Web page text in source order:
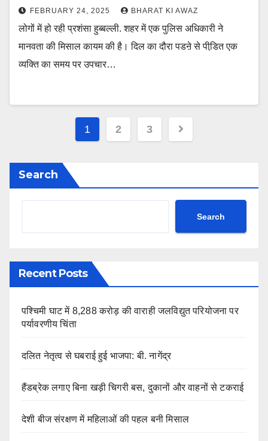
FEBRUARY 24, 2025 BHARAT KI AWAZ
लोगों में हो रही प्रशंसा हुब्बल्ली. शहर में एक पुलिस अधिकारी ने
मानवता की मिसाल कायम की है। दिल का दौरा पडऩे से पीडि़त एक
व्यक्ति का समय पर उपचार…
Posts
1 2 3
Search
Search
Recent Posts
पश्चिमी घाट में 8,288 करोड़ की वाराही जलविद्युत परियोजना पर
पर्यावरणीय चिंता
दलित नेतृत्व से घबराई हुई भाजपा: बी. नागेंद्र
हैंडब्रेक लगाए बिना खड़ी चिगरी बस, दुकानों और वाहनों से टकराई
देशी बीज संरक्षण में महिलाओं की पहल बनी मिसाल